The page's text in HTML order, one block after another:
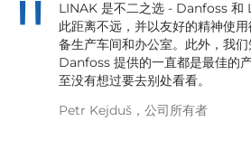
LINAK 是不二之选 - Danfoss 和
此距离不远，并以友好的精神使
备生产车间和办公室。此外，我
Danfoss 提供的一直都是最佳的
至没有想过要去别处看看。
Petr Kejduš，公司所有者